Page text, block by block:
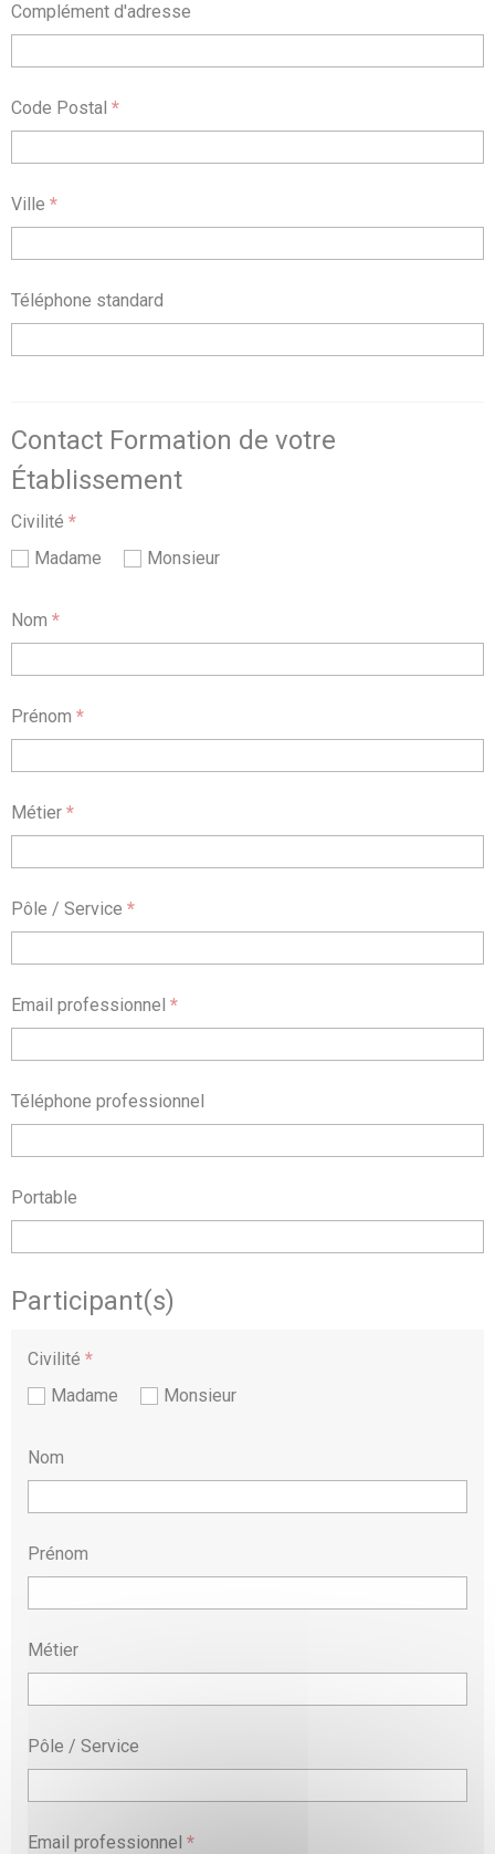
Complément d'adresse
Code Postal *
Ville *
Téléphone standard
Contact Formation de votre
Établissement
Civilité *
Madame
Monsieur
Nom *
Prénom *
Métier *
Pôle / Service *
Email professionnel *
Téléphone professionnel
Portable
Participant(s)
Civilité *
Madame
Monsieur
Nom
Prénom
Métier
Pôle / Service
Email professionnel *